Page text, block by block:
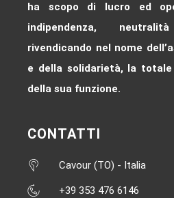
ha scopo di lucro ed
indipendenza,
rivendicando nel nome
e della solidarietà, la totale
della sua funzione.
CONTATTI
Cavour (TO) - Italia
+39 353 476 6146‬